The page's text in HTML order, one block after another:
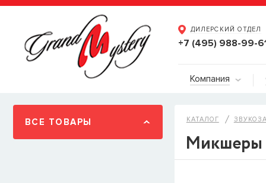
ДИЛЕРСКИЙ ОТДЕЛ
+7 (495) 988-99-
Компания
ВСЕ ТОВАРЫ КАТАЛОГ
Микшеры